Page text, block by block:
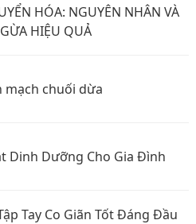
HÓA: NGUYÊN NHÂN VÀ
HIỆU QUẢ
mạch chuối dừa
Dinh Dưỡng Cho Gia Đình
Tay Co Giãn Tốt Đáng Đầu